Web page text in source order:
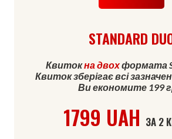
STANDARD
Квитокна двохформата
Квиток зберігає всі
Ви економите 199
1799 UAH ЗА 2